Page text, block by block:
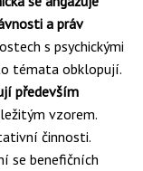
a práv
s psychickými
témata obklopují.
především
vzorem.
činnosti.
se benefičních